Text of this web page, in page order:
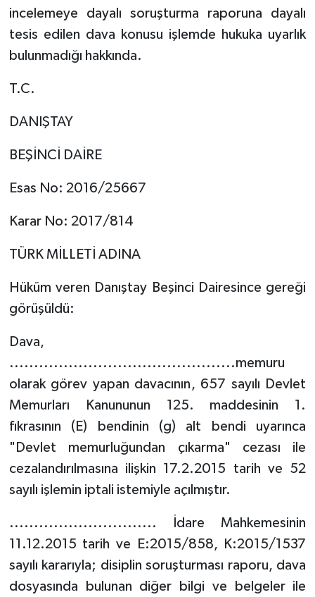
incelemeye dayalı soruşturma raporuna dayalı
tesis edilen dava konusu işlemde hukuka uyarlık
bulunmadığı hakkında.
T.C.
DANIŞTAY
BEŞİNCİ DAİRE
Esas No: 2016/25667
Karar No: 2017/814
TÜRK MİLLETİ ADINA
Hüküm veren Danıştay Beşinci Dairesince gereği
görüşüldü:
Dava,
..............................................memuru
olarak görev yapan davacının, 657 sayılı Devlet
Memurları Kanununun 125. maddesinin 1.
fıkrasının (E) bendinin (g) alt bendi uyarınca
"Devlet memurluğundan çıkarma" cezası ile
cezalandırılmasına ilişkin 17.2.2015 tarih ve 52
sayılı işlemin iptali istemiyle açılmıştır.
.............................. İdare Mahkemesinin
11.12.2015 tarih ve E:2015/858, K:2015/1537
sayılı kararıyla; disiplin soruşturması raporu, dava
dosyasında bulunan diğer bilgi ve belgeler ile